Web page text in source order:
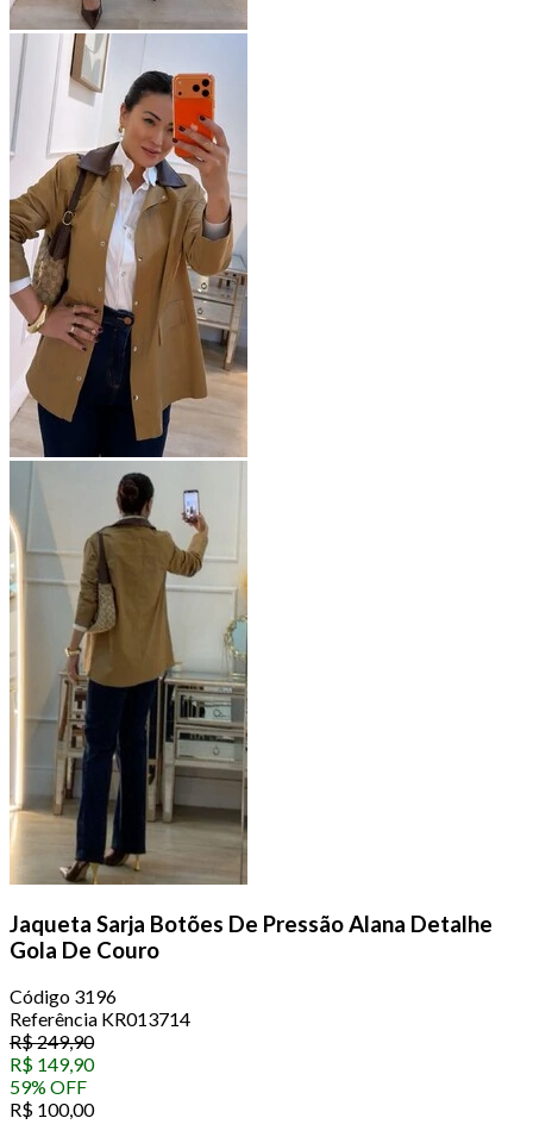
Jaqueta Sarja Botões De Pressão Alana Detalhe
Gola De Couro
Código 3196
Referência KR013714
R$249,90
R$ 149,90
59% OFF
R$ 100,00